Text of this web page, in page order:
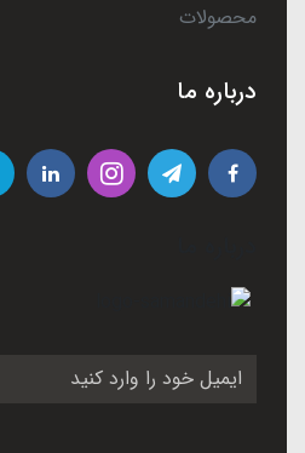
محصولات
درباره ما